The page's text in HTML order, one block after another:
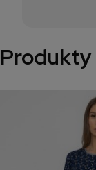
Produkty